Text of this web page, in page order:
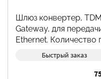
Шлюз конвертер,
Gateway, для
Ethernet. Количество
Быстрый заказ